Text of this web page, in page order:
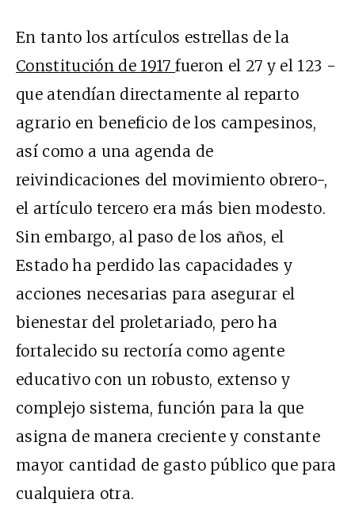
En tanto los artículos estrellas de la
Constitución de 1917fueron el 27 y el 123 -
que atendían directamente al reparto
agrario en beneficio de los campesinos,
así como a una agenda de
reivindicaciones del movimiento obrero-,
el artículo tercero era más bien modesto.
Sin embargo, al paso de los años, el
Estado ha perdido las capacidades y
acciones necesarias para asegurar el
bienestar del proletariado, pero ha
fortalecido su rectoría como agente
educativo con un robusto, extenso y
complejo sistema, función para la que
asigna de manera creciente y constante
mayor cantidad de gasto público que para
cualquiera otra.